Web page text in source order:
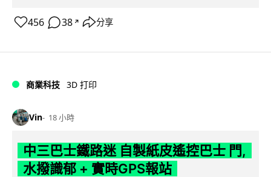
456 38 ↗ 分享
商業科技 3D 打印
Vin 18 小時
中三巴士鐵路迷 自製紙皮遙控巴士 門,
水撥識郁 + 實時GPS報站